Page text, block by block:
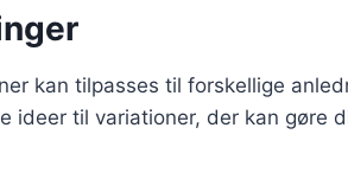
kan tilpasses til forskellige
ideer til variationer, der kan gøre